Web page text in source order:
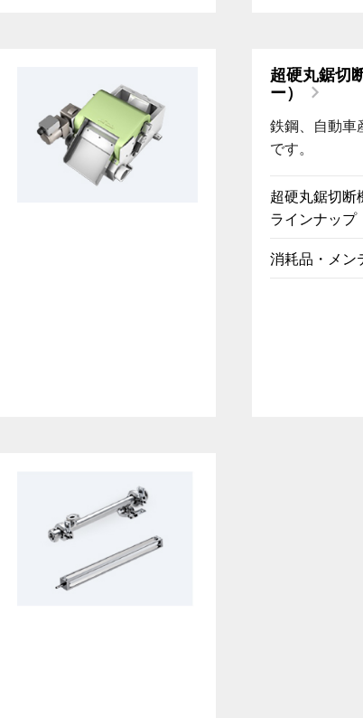
超硬丸鋸切
ー）
鉄鋼、自動車
です。
超硬丸鋸切断
ラインナップ
消耗品・メン